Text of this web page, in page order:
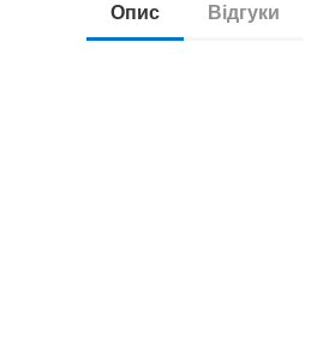
Опис Відгуки